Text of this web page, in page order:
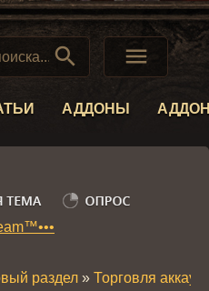
 
АДДОНЫ
раздел » Торговля